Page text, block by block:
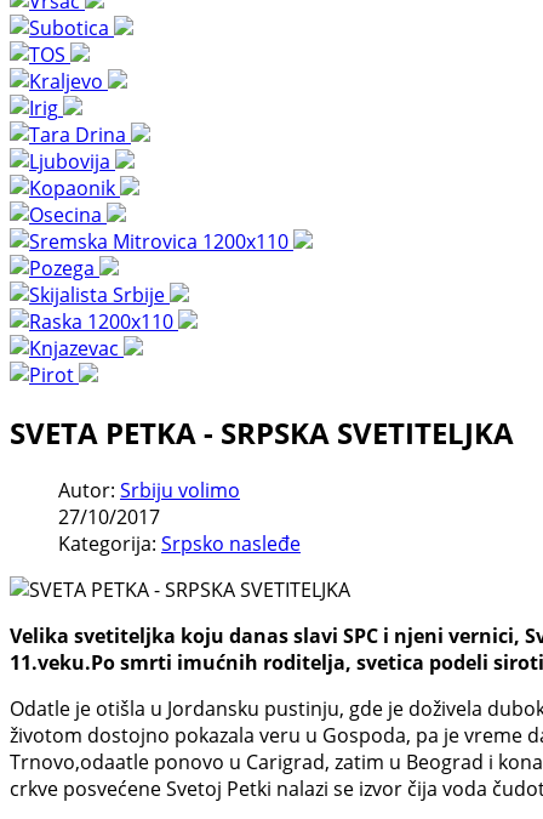
SVETA PETKA - SRPSKA SVETITELJKA
Autor: Srbiju volimo
27/10/2017
Kategorija: Srpsko nasleđe
Velika svetiteljka koju danas slavi SPC i njeni vernici,
11.veku.Po smrti imućnih roditelja, svetica podeli
Odatle je otišla u Jordansku pustinju, gde je doživela
životom dostojno pokazala veru u Gospoda, pa je vreme
Trnovo,odaatle ponovo u Carigrad, zatim u Beograd i
crkve posvećene Svetoj Petki nalazi se izvor čija voda